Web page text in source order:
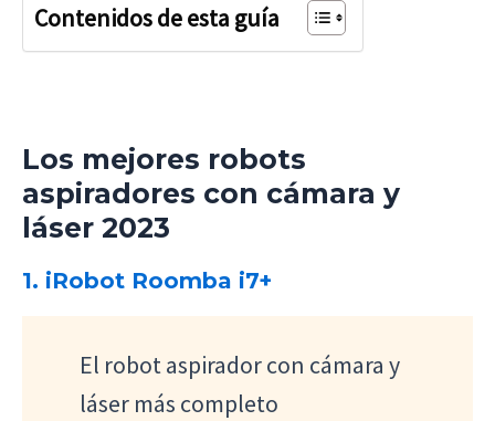
Contenidos de esta guía
Los mejores robots
aspiradores con cámara y
láser 2023
1. iRobot Roomba i7+
El robot aspirador con cámara y
láser más completo